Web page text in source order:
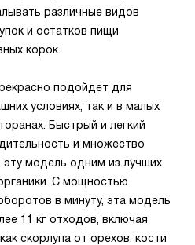
различные видов
и остатков пищи
корок.
подойдет для
условиях, так и в малых
Быстрый и легкий
и множество
модель одним из лучших
С мощностью
в минуту, эта модель
11 кг отходов, включая
скорлупа от орехов, кости